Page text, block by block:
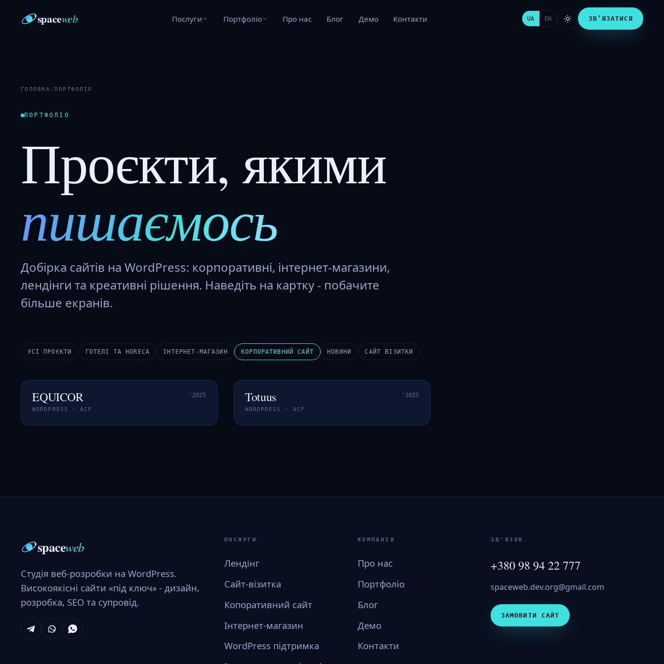
spaceweb Послуги Портфоліо Про нас Блог Демо Контакти UA EN ЗВ’ЯЗАТИСЯ
ГОЛОВНА /ПОРТФОЛІО
ПОРТФОЛІО
Проєкти, якими
пишаємось
Добірка сайтів на WordPress: корпоративні, інтернет-магазини,
лендінги та креативні рішення. Наведіть на картку - побачите
більше екранів.
УСІ ПРОЄКТИ ГОТЕЛІ ТА HORECA ІНТЕРНЕТ-МАГАЗИН КОРПОРАТИВНИЙ САЙТ НОВИНИ САЙТ ВІЗИТКИ
КОРПОРАТИВНИЙ
EQUICOR
WORDPRESS · ACF
'2025 ЕНТЕРПРАЙЗ
Totuus
WORDPRESS · ACF
'2025
spaceweb
Студія веб-розробки на WordPress.
Високоякісні сайти «під ключ» - дизайн,
розробка, SEO та супровід.
ПОСЛУГИ
Лендінг
Сайт-візитка
Копоративний сайт
Інтернет-магазин
WordPress підтримка
КОМПАНІЯ
Про нас
Портфоліо
Блог
Демо
Контакти
ЗВ'ЯЗОК
+380 98 94 22 777
spaceweb.dev.org@gmail.com
ЗАМОВИТИ САЙТ